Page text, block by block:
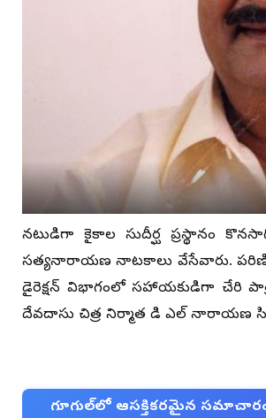
నటుడిగా కైకాల సుదీర్ఘ ప్రస్థానం
సత్యనారాయణ నాటకాలు వేసేవారు.
డైరెక్షన్ విభాగంలో సహాయకుడిగా చేరి
దేవదాసు చిత్ర నిర్మాత డి ఎల్ నారాయణ
గూగుల్‌లో ఆసక్తికరమైన